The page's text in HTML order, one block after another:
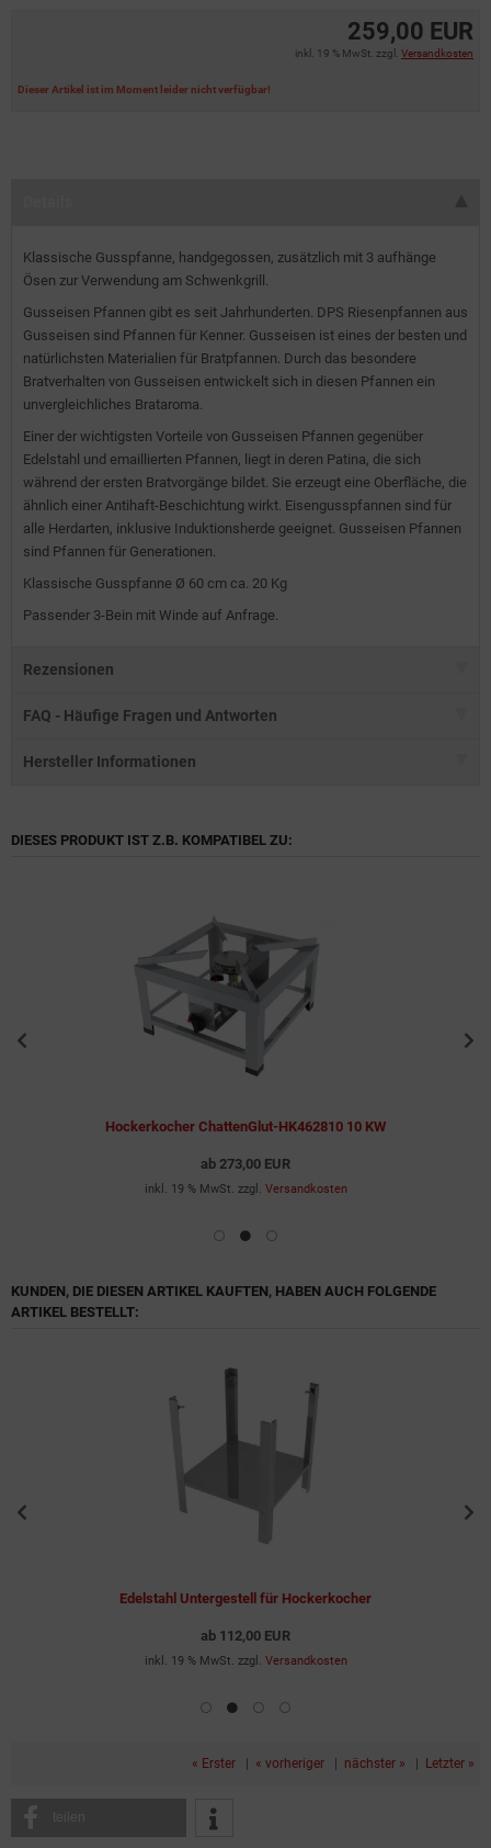
259,00 EUR
inkl. 19 % MwSt. zzgl. Versandkosten
Dieser Artikel ist im Moment leider nicht verfügbar!
Klassische Gusspfanne, handgegossen, zusätzlich mit 3 aufhänge
Ösen zur Verwendung am Schwenkgrill.
Gusseisen Pfannen gibt es seit Jahrhunderten. DPS Riesenpfannen aus
Gusseisen sind Pfannen für Kenner. Gusseisen ist eines der besten und
natürlichsten Materialien für Bratpfannen. Durch das besondere
Bratverhalten von Gusseisen entwickelt sich in diesen Pfannen ein
unvergleichliches Brataroma.
Einer der wichtigsten Vorteile von Gusseisen Pfannen gegenüber
Edelstahl und emaillierten Pfannen, liegt in deren Patina, die sich
während der ersten Bratvorgänge bildet. Sie erzeugt eine Oberfläche, die
ähnlich einer Antihaft-Beschichtung wirkt. Eisengusspfannen sind für
alle Herdarten, inklusive Induktionsherde geeignet. Gusseisen Pfannen
sind Pfannen für Generationen.
Klassische Gusspfanne Ø 60 cm ca. 20 Kg
Passender 3-Bein mit Winde auf Anfrage.
Rezensionen
FAQ - Häufige Fragen und Antworten
Hersteller Informationen
DIESES PRODUKT IST Z.B. KOMPATIBEL ZU:
Hockerkocher ChattenGlut-HK462810 10 KW
ab 273,00 EUR
inkl. 19 % MwSt. zzgl. Versandkosten
KUNDEN, DIE DIESEN ARTIKEL KAUFTEN, HABEN AUCH FOLGENDE
ARTIKEL BESTELLT:
Edelstahl Untergestell für Hockerkocher
ab 112,00 EUR
inkl. 19 % MwSt. zzgl. Versandkosten
« Erster | « vorheriger | nächster » | Letzter »
teilen